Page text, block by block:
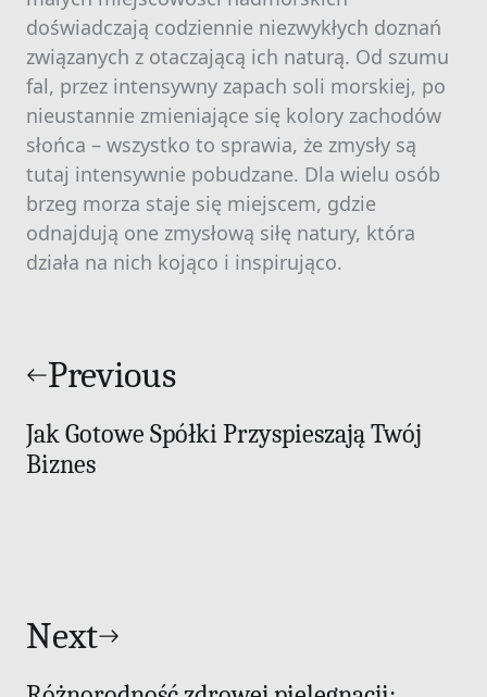
doświadczają codziennie niezwykłych doznań
związanych z otaczającą ich naturą. Od szumu
fal, przez intensywny zapach soli morskiej, po
nieustannie zmieniające się kolory zachodów
słońca – wszystko to sprawia, że zmysły są
tutaj intensywnie pobudzane. Dla wielu osób
brzeg morza staje się miejscem, gdzie
odnajdują one zmysłową siłę natury, która
działa na nich kojąco i inspirująco.
wpisu
Previous
Jak Gotowe Spółki Przyspieszają Twój
Biznes
Next